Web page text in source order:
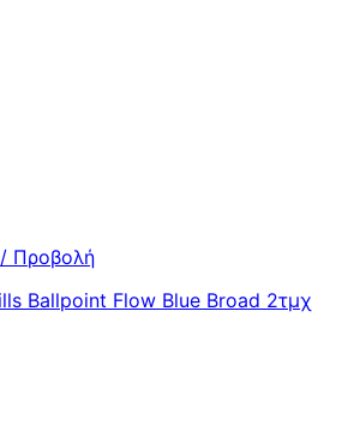
Προβολή
Ballpoint Flow Blue Broad 2τμχ